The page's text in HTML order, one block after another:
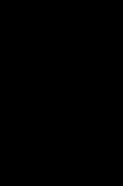
einer nach dem
streunt die
dem Fest um die
mag auch
gern. Allerdings aus
ihr so gut!
Weihnachten
Fressen für die
taucht sie zu
Menschen, die es
zum Fest ihre Schafe zu